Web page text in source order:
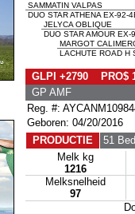
SAMMATIN VALPAS
DUO STAR ATHENA EX-92-
JELYCA OBLIQUE
DUO STAR AMOUR EX-
MARGOT
LACHUTE ROAD H
GLPI +2790 PRO$
GP AMF
Reg. #:
Geboren: 04/20/2016
PRODUCTIE
51
Melk kg
1216
Melksnelheid
97